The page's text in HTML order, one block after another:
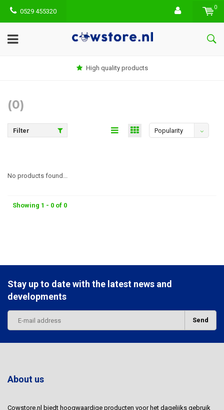
0529 455320
0
High quality products
(0)
Filter Popularity
No products found...
Showing 1 - 0 of 0
Stay up to date with the latest news and
developments
Send
About us
Cowstore.nl biedt hoogwaardige producten voor het dagelijks gebruik